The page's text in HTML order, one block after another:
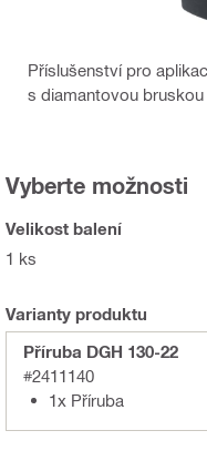
Příslušenství pro
s diamantovou bruskou
Vyberte možnosti
Velikost balení
1 ks
Varianty produktu
Příruba DGH 130-22
#2411140
1x Příruba